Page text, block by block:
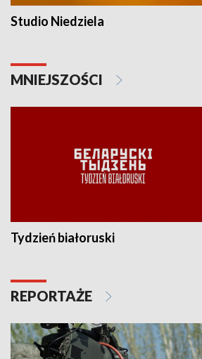
Studio Niedziela
MNIEJSZOŚCI
Tydzień białoruski
REPORTAŻE